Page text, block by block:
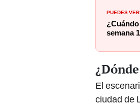
PUEDES VER
semana
El
ciudad de